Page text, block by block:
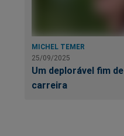
MICHEL TEMER
25/09/2025
Um deplorável fim de
carreira